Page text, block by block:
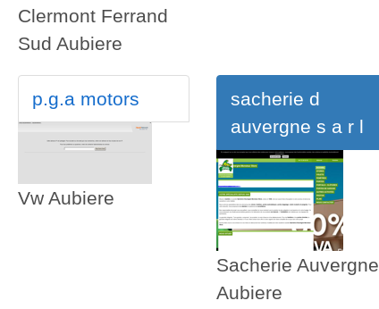
Clermont Ferrand
Sud Aubiere
p.g.a motors
Vw Aubiere
sacherie d
auvergne s a r l
Sacherie Auvergne
Aubiere